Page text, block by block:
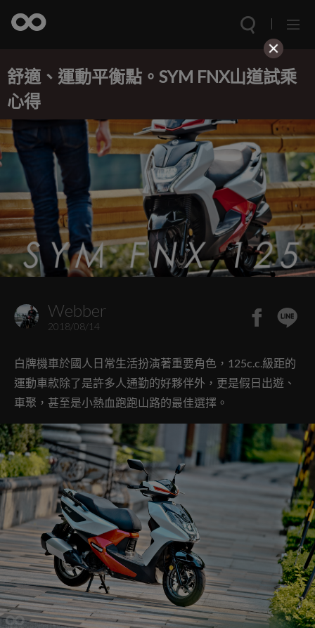
舒適、運動平衡點。SYM FNX山道試乘
心得
Webber
2018/08/14
白牌機車於國人日常生活扮演著重要角色，125c.c.級距的
運動車款除了是許多人通勤的好夥伴外，更是假日出遊、
車聚，甚至是小熱血跑跑山路的最佳選擇。